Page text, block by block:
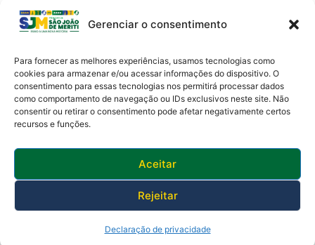
Gerenciar o consentimento
Para fornecer as melhores experiências, usamos tecnologias como
cookies para armazenar e/ou acessar informações do dispositivo. O
consentimento para essas tecnologias nos permitirá processar dados
como comportamento de navegação ou IDs exclusivos neste site. Não
consentir ou retirar o consentimento pode afetar negativamente certos
recursos e funções.
Aceitar
Rejeitar
Declaração de privacidade
Av. Presidente Lincoln, 899 – Jardim Meriti
São João de Meriti – RJ CEP
25555-201
Horário de funcionamento: 8:30h às 17:30h